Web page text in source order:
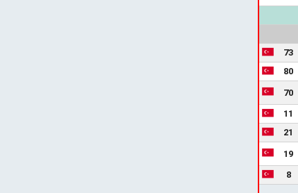
73
80
70
11
21
19
8